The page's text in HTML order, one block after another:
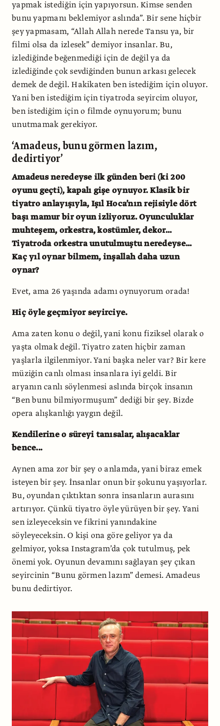
yapmak istediğin için yapıyorsun. Kimse senden
bunu yapmanı beklemiyor aslında”. Bir sene hiçbir
şey yapmasam, “Allah Allah nerede Tansu ya, bir
filmi olsa da izlesek” demiyor insanlar. Bu,
izlediğinde beğenmediği için de değil ya da
izlediğinde çok sevdiğinden bunun arkası gelecek
demek de değil. Hakikaten ben istediğim için oluyor.
Yani ben istediğim için tiyatroda seyircim oluyor,
ben istediğim için o filmde oynuyorum; bunu
unutmamak gerekiyor.
‘Amadeus, bunu görmen lazım,
dedirtiyor’
Amadeus neredeyse ilk günden beri (ki 200
oyunu geçti), kapalı gişe oynuyor. Klasik bir
tiyatro anlayışıyla, Işıl Hoca’nın rejisiyle dört
başı mamur bir oyun izliyoruz. Oyunculuklar
muhteşem, orkestra, kostümler, dekor…
Tiyatroda orkestra unutulmuştu neredeyse...
Kaç yıl oynar bilmem, inşallah daha uzun
oynar?
Evet, ama 26 yaşında adamı oynuyorum orada!
Hiç öyle geçmiyor seyirciye.
Ama zaten konu o değil, yani konu fiziksel olarak o
yaşta olmak değil. Tiyatro zaten hiçbir zaman
yaşlarla ilgilenmiyor. Yani başka neler var? Bir kere
müziğin canlı olması insanlara iyi geldi. Bir
aryanın canlı söylenmesi aslında birçok insanın
“Ben bunu bilmiyormuşum” dediği bir şey. Bizde
opera alışkanlığı yaygın değil.
Kendilerine o süreyi tanısalar, alışacaklar
bence...
Aynen ama zor bir şey o anlamda, yani biraz emek
isteyen bir şey. İnsanlar onun bir şokunu yaşıyorlar.
Bu, oyundan çıktıktan sonra insanların aurasını
artırıyor. Çünkü tiyatro öyle yürüyen bir şey. Yani
sen izleyeceksin ve fikrini yanındakine
söyleyeceksin. O kişi ona göre geliyor ya da
gelmiyor, yoksa Instagram’da çok tutulmuş, pek
önemi yok. Oyunun devamını sağlayan şey çıkan
seyircinin “Bunu görmen lazım” demesi. Amadeus
bunu dedirtiyor.